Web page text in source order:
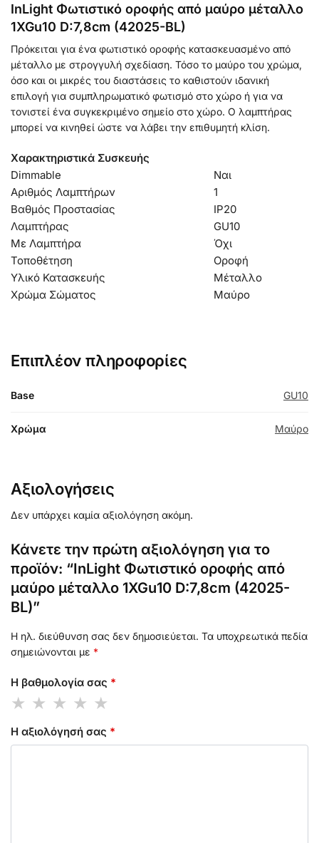
InLight Φωτιστικό οροφής από μαύρο μέταλλο
1XGu10 D:7,8cm (42025-BL)
Πρόκειται για ένα φωτιστικό οροφής κατασκευασμένο από
μέταλλο με στρογγυλή σχεδίαση. Τόσο το μαύρο του χρώμα,
όσο και οι μικρές του διαστάσεις το καθιστούν ιδανική
επιλογή για συμπληρωματικό φωτισμό στο χώρο ή για να
τονιστεί ένα συγκεκριμένο σημείο στο χώρο. Ο λαμπτήρας
μπορεί να κινηθεί ώστε να λάβει την επιθυμητή κλίση.
Χαρακτηριστικά Συσκευής
Dimmable
Ναι
Αριθμός Λαμπτήρων
1
Βαθμός Προστασίας
IP20
Λαμπτήρας
GU10
Με Λαμπτήρα
Όχι
Τοποθέτηση
Οροφή
Υλικό Κατασκευής
Μέταλλο
Χρώμα Σώματος
Μαύρο
Επιπλέον πληροφορίες
Base GU10
Χρώμα Μαύρο
Αξιολογήσεις
Δεν υπάρχει καμία αξιολόγηση ακόμη.
Κάνετε την πρώτη αξιολόγηση για το
προϊόν: “InLight Φωτιστικό οροφής από
μαύρο μέταλλο 1XGu10 D:7,8cm (42025-
BL)”
Η ηλ. διεύθυνση σας δεν δημοσιεύεται. Τα υποχρεωτικά πεδία
σημειώνονται με *
Η βαθμολογία σας *
Η αξιολόγησή σας *